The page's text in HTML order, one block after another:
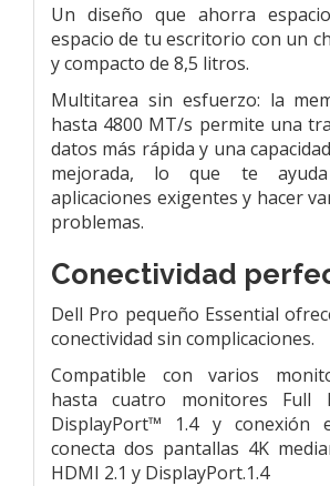
Un diseño que ahorra
espacio de tu escritorio con un
y compacto de 8,5 litros.
Multitarea sin esfuerzo: la
hasta 4800 MT/s permite una
datos más rápida y una
mejorada, lo que te
aplicaciones exigentes y hacer
problemas.
Conectividad
Dell Pro pequeño Essential
conectividad sin complicaciones.
Compatible con varios
hasta cuatro monitores Full
DisplayPort™ 1.4 y conexión
conecta dos pantallas 4K
HDMI 2.1 y DisplayPort.1.4